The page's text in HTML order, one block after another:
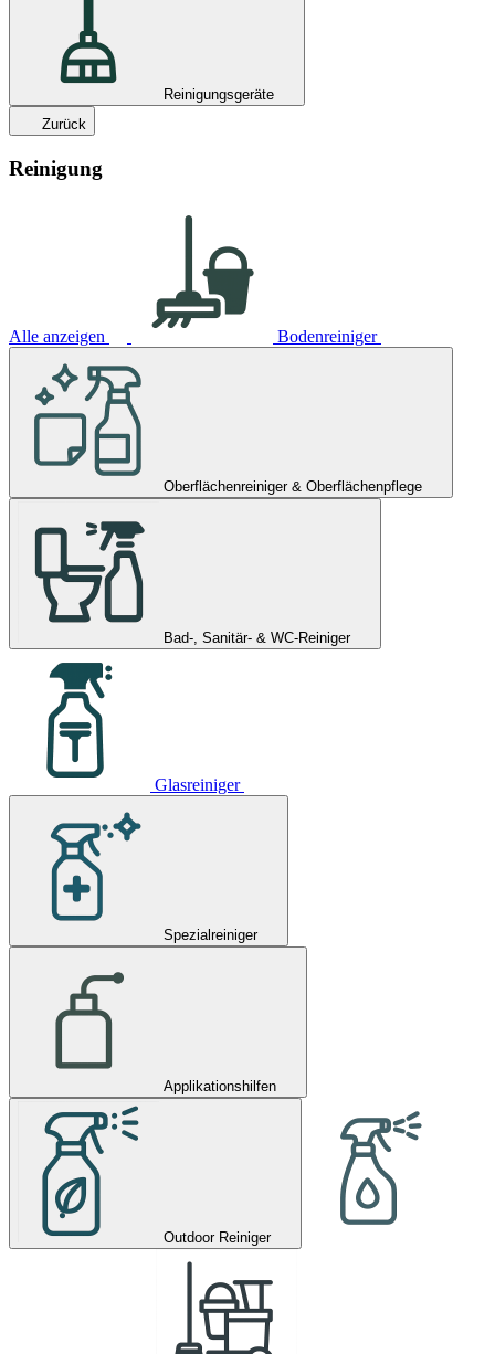
Reinigungsgeräte
Zurück
Reinigung
Alle anzeigen Bodenreiniger
Oberflächenreiniger & Oberflächenpflege
Bad-, Sanitär- & WC-Reiniger
Glasreiniger
Spezialreiniger
Applikationshilfen
Outdoor Reiniger